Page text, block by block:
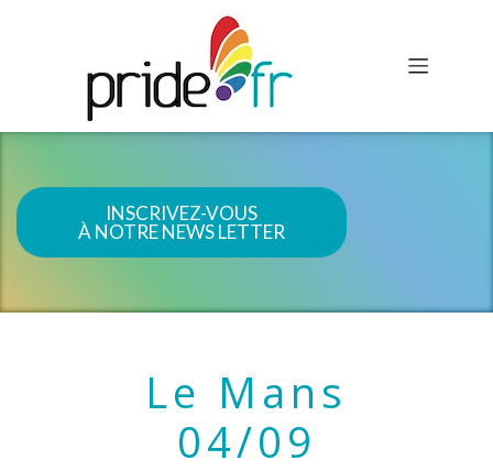
INSCRIVEZ-VOUS
À NOTRE NEWS LETTER
Le Mans
04/09